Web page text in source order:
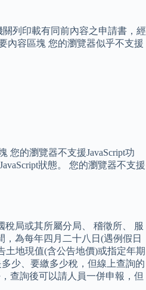
列印載有同前內容之申請書，經
內容區塊 您的瀏覽器似乎不支援
您的瀏覽器不支援JavaScript功
狀態。 您的瀏覽器不支援
局或其所屬分局、 稽徵所、 服
為每年四月二十八日(遇例假日
地現值(含公告地價)或指定年期
少、要繳多少稅，但線上查詢的
查詢後可以請人員一併申報，但